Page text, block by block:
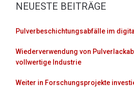
NEUESTE BEITRÄGE
Pulverbeschichtungsabfälle im
Wiederverwendung von
vollwertige Industrie
Weiter in Forschungsprojekte